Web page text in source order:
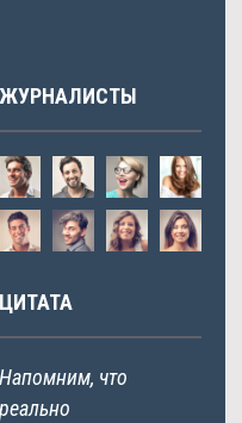
ЖУРНАЛИСТЫ
ЦИТАТА
Напомним, что
реально